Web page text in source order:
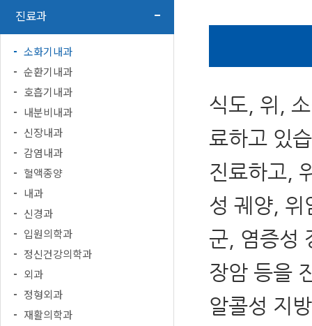
진료과
소화기내과
순환기내과
호흡기내과
내분비내과
신장내과
감염내과
혈액종양
내과
신경과
입원의학과
정신건강의학과
외과
정형외과
재활의학과
식도, 위,
료하고 있
진료하고,
성 궤양, 위
군, 염증성
장암 등을
알콜성 지